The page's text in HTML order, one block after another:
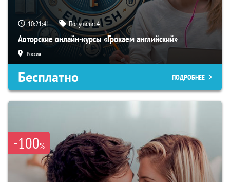
10:21:40 Получили:4
Авторские онлайн-курсы «Грокаем английский»
Россия
Бесплатно ПОДРОБНЕЕ
-100%